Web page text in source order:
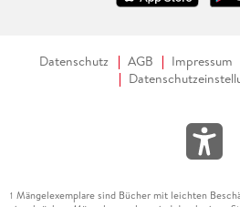
Datenschutz AGB Impressum
1 Mängelexemplare sind Bücher mit leichten